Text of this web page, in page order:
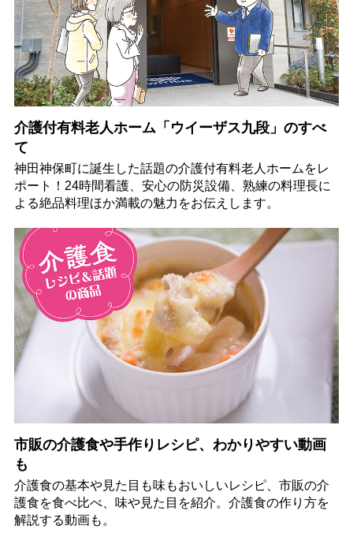
介護付有料老人ホーム「ウイーザス九段」のすべ
て
神田神保町に誕生した話題の介護付有料老人ホームをレ
ポート！24時間看護、安心の防災設備、熟練の料理長に
よる絶品料理ほか満載の魅力をお伝えします。
市販の介護食や手作りレシピ、わかりやすい動画
も
介護食の基本や見た目も味もおいしいレシピ、市販の介
護食を食べ比べ、味や見た目を紹介。介護食の作り方を
解説する動画も。